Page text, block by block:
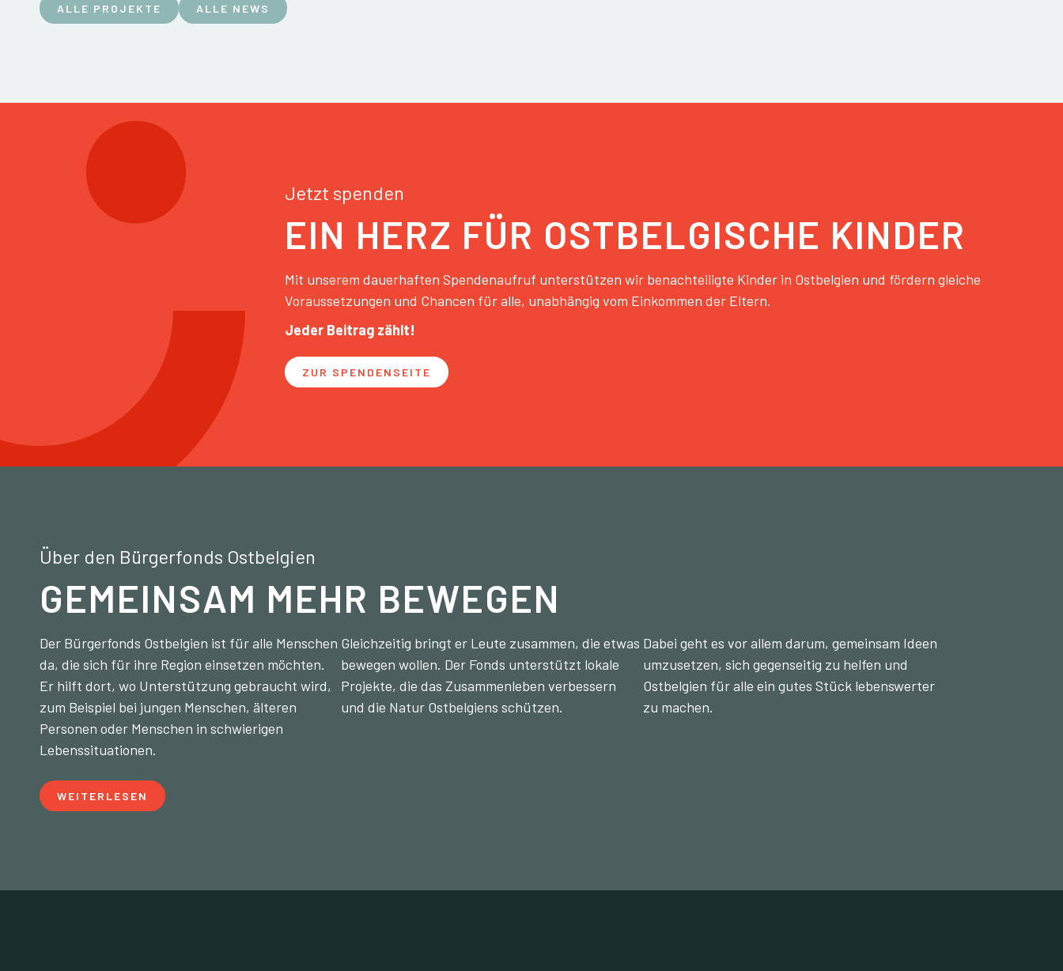
ALLE PROJEKTE ALLE NEWS
Jetzt spenden
EIN HERZ FÜR OSTBELGISCHE KINDER
Mit unserem dauerhaften Spendenaufruf unterstützen wir benachteiligte Kinder in Ostbelgien und fördern gleiche
Voraussetzungen und Chancen für alle, unabhängig vom Einkommen der Eltern.
Jeder Beitrag zählt!
ZUR SPENDENSEITE
Über den Bürgerfonds Ostbelgien
GEMEINSAM MEHR BEWEGEN
Der Bürgerfonds Ostbelgien ist für alle Menschen
da, die sich für ihre Region einsetzen möchten.
Er hilft dort, wo Unterstützung gebraucht wird,
zum Beispiel bei jungen Menschen, älteren
Personen oder Menschen in schwierigen
Lebenssituationen.
Gleichzeitig bringt er Leute zusammen, die etwas
bewegen wollen. Der Fonds unterstützt lokale
Projekte, die das Zusammenleben verbessern
und die Natur Ostbelgiens schützen.
Dabei geht es vor allem darum, gemeinsam Ideen
umzusetzen, sich gegenseitig zu helfen und
Ostbelgien für alle ein gutes Stück lebenswerter
zu machen.
WEITERLESEN